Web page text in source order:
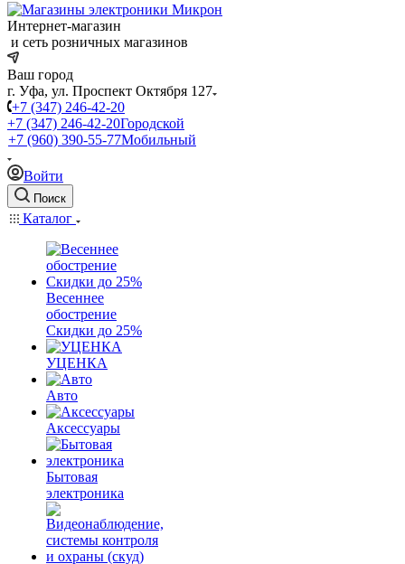
Интернет-магазин
и сеть розничных магазинов
Ваш город
г. Уфа, ул. Проспект Октября 127
+7 (347) 246-42-20
+7 (347) 246-42-20Городской
+7 (960) 390-55-77Мобильный
Войти
Поиск
Каталог
Весеннее
обострение
Скидки до 25%
УЦЕНКА
Авто
Аксессуары
Бытовая
электроника